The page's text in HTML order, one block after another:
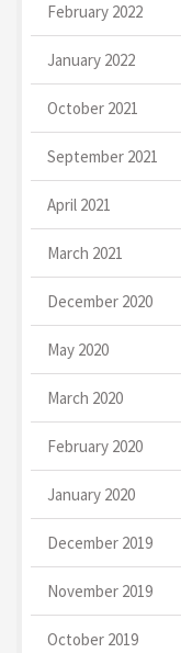
February 2022
January 2022
October 2021
September 2021
April 2021
March 2021
December 2020
May 2020
March 2020
February 2020
January 2020
December 2019
November 2019
October 2019